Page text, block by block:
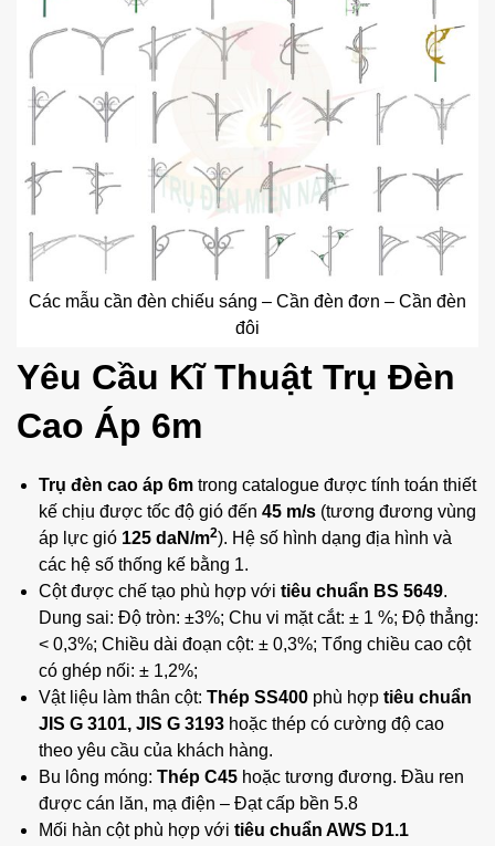
Các mẫu cần đèn chiếu sáng – Cần đèn đơn – Cần đèn
đôi
Yêu Cầu Kĩ Thuật Trụ Đèn
Cao Áp 6m
Trụ đèn cao áp 6m trong catalogue được tính toán thiết
kế chịu được tốc độ gió đến 45 m/s (tương đương vùng
áp lực gió 125 daN/m2). Hệ số hình dạng địa hình và
các hệ số thống kế bằng 1.
Cột được chế tạo phù hợp với tiêu chuẩn BS 5649.
Dung sai: Độ tròn: ±3%; Chu vi mặt cắt: ± 1 %; Độ thẳng:
< 0,3%; Chiều dài đoạn cột: ± 0,3%; Tổng chiều cao cột
có ghép nối: ± 1,2%;
Vật liệu làm thân cột: Thép SS400 phù hợp tiêu chuẩn
JIS G 3101, JIS G 3193 hoặc thép có cường độ cao
theo yêu cầu của khách hàng.
Bu lông móng: Thép C45 hoặc tương đương. Đầu ren
được cán lăn, mạ điện – Đạt cấp bền 5.8
Mối hàn cột phù hợp với tiêu chuẩn AWS D1.1